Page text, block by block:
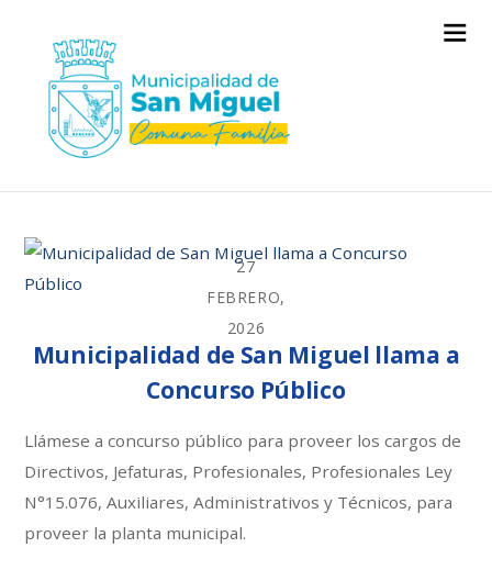
27
FEBRERO,
2026
Municipalidad de San Miguel llama a
Concurso Público
Llámese a concurso público para proveer los cargos de
Directivos, Jefaturas, Profesionales, Profesionales Ley
N°15.076, Auxiliares, Administrativos y Técnicos, para
proveer la planta municipal.